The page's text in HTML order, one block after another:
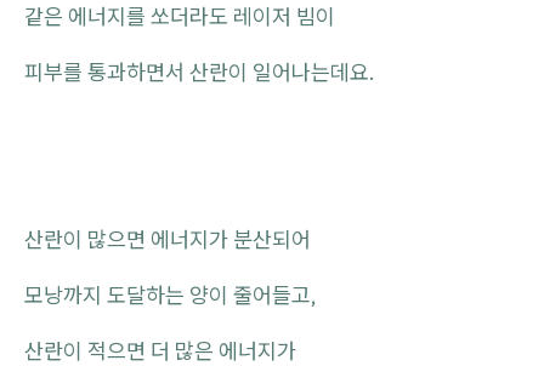
같은 에너지를 쏘더라도 레이저 빔이
피부를 통과하면서 산란이 일어나는데요.
산란이 많으면 에너지가 분산되어
모낭까지 도달하는 양이 줄어들고,
산란이 적으면 더 많은 에너지가